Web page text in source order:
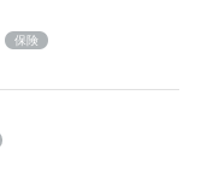
保険